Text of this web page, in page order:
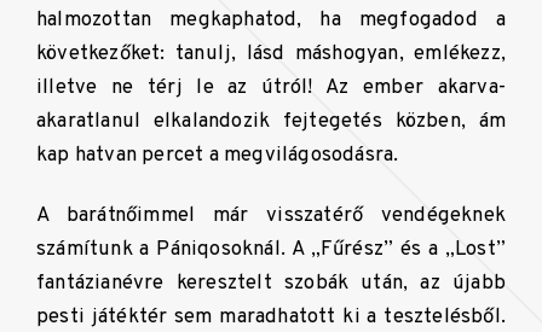
halmozottan megkaphatod, ha megfogadod a
következőket: tanulj, lásd máshogyan, emlékezz,
illetve ne térj le az útról! Az ember akarva-
akaratlanul elkalandozik fejtegetés közben, ám
kap hatvan percet a megvilágosodásra.
A barátnőimmel már visszatérő vendégeknek
számítunk a Pániqosoknál. A „Fűrész” és a „Lost”
fantázianévre keresztelt szobák után, az újabb
pesti játéktér sem maradhatott ki a tesztelésből.